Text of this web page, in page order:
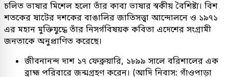
চলিত ভাষার মিশেল হলো তাঁর কাব্য ভাষার স্বকীয় বৈশিষ্ট্য। বিশ
শতকের ষাটের দশকের বাঙালির জাতিসত্ত্বা আন্দোলনে ও ১৯৭১
এর মহান মুক্তিযুদ্ধে তাঁর নিসর্গবিষয়ক কবিতা এদেশের সংগ্রামী
জনতাকে অনুপ্রাণিত করেছে।
জীবনানন্দ দাশ ১৭ ফেব্রুয়ারি, ১৮৯৯ সালে বরিশালের এক
ব্রাহ্ম পরিবারে জন্মগ্রহণ করেন। (আদি নিবাস: গাঁওপাড়া